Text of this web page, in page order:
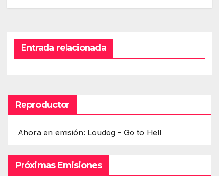
Entrada relacionada
Reproductor
Ahora en emisión: Loudog - Go to Hell
Próximas Emisiones